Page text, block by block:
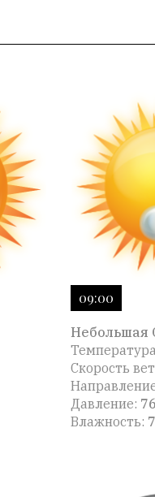
09:00
Небольшая
Скорость
Давление:
Влажность: